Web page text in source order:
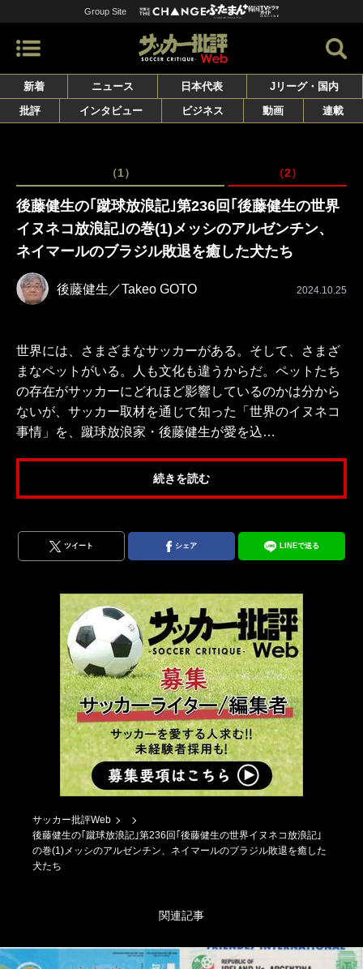
Group Site
新着 ニュース 日本代表
Jリーグ・国内
批評
インタビュー ビジネス 動画 連載
（1） （2）
後藤健生の｢蹴球放浪記｣第236回｢後藤健生の世界
イヌネコ放浪記｣の巻(1)メッシのアルゼンチン、
ネイマールのブラジル敗退を癒した犬たち
後藤健生／Takeo GOTO 2024.10.25
世界には、さまざまなサッカーがある。そして、さまざ
まなペットがいる。人も文化も違うからだ。ペットたち
の存在がサッカーにどれほど影響しているのかは分から
ないが、サッカー取材を通じて知った「世界のイヌネコ
事情」を、蹴球放浪家・後藤健生が愛を込…
続きを読む
ツイート シェア LINEで送る
サッカー批評Web
後藤健生の｢蹴球放浪記｣第236回｢後藤健生の世界イヌネコ放浪記｣
の巻(1)メッシのアルゼンチン、ネイマールのブラジル敗退を癒した
犬たち
関連記事